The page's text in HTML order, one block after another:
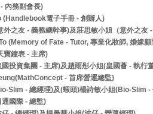
內務副會長)
電子手冊 - 創辦人)
之友 - 義務總幹事)及莊思敏小姐（意外之友 -
(Memory of Fate - Tutor, 專業化妝師, 婚嫁顧
寶鐘表 - 主席)
投資集團 - 主席)及趙雨彤小姐(皇國薈 - 執行
- 首席營運總監)
Slim - 總經理)及(蝦頭)楊詩敏小姐(Bio-Slim -
國際 - 總監)